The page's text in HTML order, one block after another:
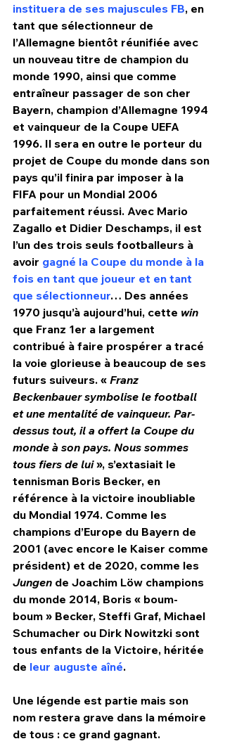
instituera de ses majuscules FB, en
tant que sélectionneur de
l’Allemagne bientôt réunifiée avec
un nouveau titre de champion du
monde 1990, ainsi que comme
entraîneur passager de son cher
Bayern, champion d’Allemagne 1994
et vainqueur de la Coupe UEFA
1996. Il sera en outre le porteur du
projet de Coupe du monde dans son
pays qu’il finira par imposer à la
FIFA pour un Mondial 2006
parfaitement réussi. Avec Mario
Zagallo et Didier Deschamps, il est
l’un des trois seuls footballeurs à
avoir gagné la Coupe du monde à la
fois en tant que joueur et en tant
que sélectionneur… Des années
1970 jusqu’à aujourd’hui, cette win
que Franz 1er a largement
contribué à faire prospérer a tracé
la voie glorieuse à beaucoup de ses
futurs suiveurs. « Franz
Beckenbauer symbolise le football
et une mentalité de vainqueur. Par-
dessus tout, il a offert la Coupe du
monde à son pays. Nous sommes
tous fiers de lui », s’extasiait le
tennisman Boris Becker, en
référence à la victoire inoubliable
du Mondial 1974. Comme les
champions d’Europe du Bayern de
2001 (avec encore le Kaiser comme
président) et de 2020, comme les
Jungen de Joachim Löw champions
du monde 2014, Boris « boum-
boum » Becker, Steffi Graf, Michael
Schumacher ou Dirk Nowitzki sont
tous enfants de la Victoire, héritée
de leur auguste aîné.
Une légende est partie mais son
nom restera grave dans la mémoire
de tous : ce grand gagnant.